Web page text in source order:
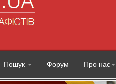
Пошук Форум Про нас